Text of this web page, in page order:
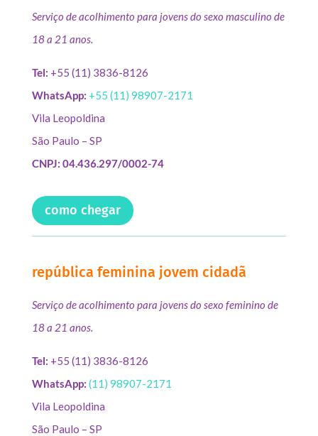
Serviço de acolhimento para jovens do sexo masculino de
18 a 21 anos.
Tel: +55 (11) 3836-8126
WhatsApp: +55 (11) 98907-2171
Vila Leopoldina
São Paulo – SP
CNPJ: 04.436.297/0002-74
como chegar
república feminina jovem cidadã
Serviço de acolhimento para jovens do sexo feminino de
18 a 21 anos.
Tel: +55 (11) 3836-8126
WhatsApp: (11) 98907-2171
Vila Leopoldina
São Paulo – SP